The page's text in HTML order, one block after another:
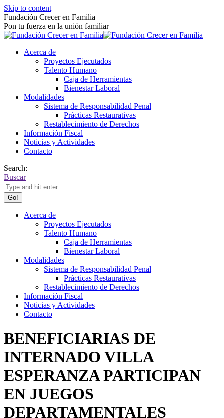
Skip to content
Fundación Crecer en Familia
Pon tu fuerza en la unión familiar
Acerca de
Proyectos Ejecutados
Talento Humano
Caja de Herramientas
Bienestar Laboral
Modalidades
Sistema de Responsabilidad Penal
Prácticas Restaurativas
Restablecimiento de Derechos
Información Fiscal
Noticias y Actividades
Contacto
Search:
Buscar
Acerca de
Proyectos Ejecutados
Talento Humano
Caja de Herramientas
Bienestar Laboral
Modalidades
Sistema de Responsabilidad Penal
Prácticas Restaurativas
Restablecimiento de Derechos
Información Fiscal
Noticias y Actividades
Contacto
BENEFICIARIAS DE
INTERNADO VILLA
ESPERANZA PARTICIPAN
EN JUEGOS
DEPARTAMENTALES